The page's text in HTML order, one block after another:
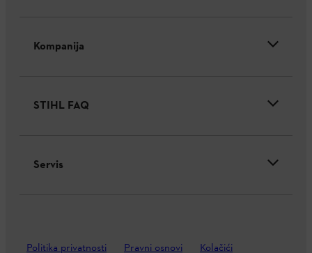
Kompanija
STIHL FAQ
Servis
Politika privatnosti Pravni osnovi Kolačići